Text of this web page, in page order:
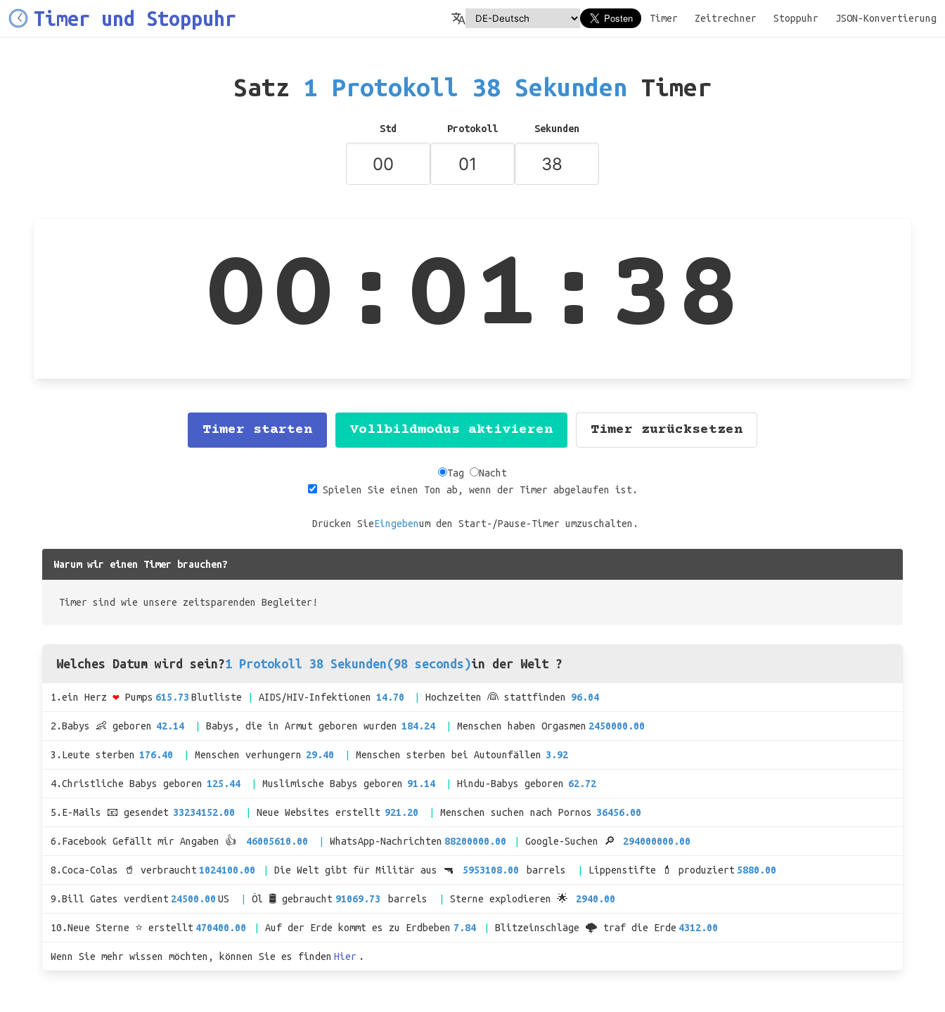
Timer und Stoppuhr Timer Zeitrechner Stoppuhr JSON-Konvertierung
Satz 1 Protokoll 38 Sekunden Timer
Std Protokoll Sekunden
00:01:38
Timer starten Vollbildmodus aktivieren Timer zurücksetzen
Tag
Nacht
Spielen Sie einen Ton ab, wenn der Timer abgelaufen ist.
Drücken SieEingebenum den Start-/Pause-Timer umzuschalten.
Warum wir einen Timer brauchen?
Timer sind wie unsere zeitsparenden Begleiter!
Welches Datum wird sein?1 Protokoll 38 Sekunden(98 seconds)in der Welt ?
1.ein Herz ❤ Pumps 615.73 Blutliste AIDS/HIV-Infektionen 14.70 Hochzeiten 👰 stattfinden 96.04
2.Babys 👶 geboren 42.14 Babys, die in Armut geboren wurden 184.24 Menschen haben Orgasmen 2450000.00
3.Leute sterben 176.40 Menschen verhungern 29.40 Menschen sterben bei Autounfällen 3.92
4.Christliche Babys geboren 125.44 Muslimische Babys geboren 91.14 Hindu-Babys geboren 62.72
5.E-Mails 📧 gesendet 33234152.00 Neue Websites erstellt 921.20 Menschen suchen nach Pornos 36456.00
6.Facebook Gefällt mir Angaben 👍 46005610.00 WhatsApp-Nachrichten 88200000.00 Google-Suchen 🔎 294000000.00
8.Coca-Colas 🥤 verbraucht 1024100.00 Die Welt gibt für Militär aus 🔫 5953108.00 barrels Lippenstifte 💄 produziert 5880.00
9.Bill Gates verdient 24500.00 US Öl 🛢 gebraucht 91069.73 barrels Sterne explodieren 🌟 2940.00
10.Neue Sterne ⭐ erstellt 470400.00 Auf der Erde kommt es zu Erdbeben 7.84 Blitzeinschläge 🌩 traf die Erde 4312.00
Wenn Sie mehr wissen möchten, können Sie es finden Hier .